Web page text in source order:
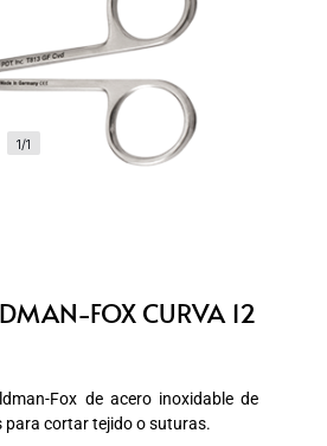
1/1
FOX CURVA 12
Fox de acero inoxidable de
para cortar tejido o suturas.